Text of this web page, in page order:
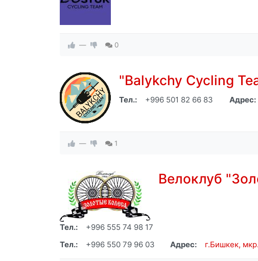
— 0
"Balykchy Cycling
Тел.: +996 501 82 66 83 Адрес:
— 1
Велоклуб
Тел.:
+996 555 74 98 17
Тел.:
+996 550 79 96 03 Адрес: г.Бишкек,